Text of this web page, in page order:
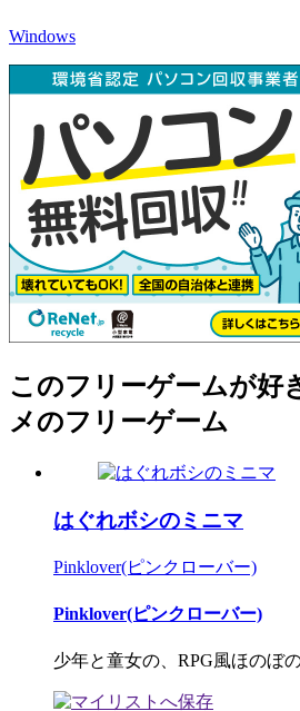
Windows
このフリーゲームが好
メのフリーゲーム
はぐれボシのミニマ
Pinklover(ピンクローバー)
Pinklover(ピンクローバー)
少年と童女の、RPG風ほのぼ